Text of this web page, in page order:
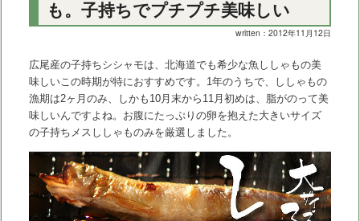
ン
ン
ツ
へ
移
動
テ
ツ
へ
移
動
も。子持ちでプチプチ美味しい
written：2012年11月12日
広尾産の子持ちシシャモは、北海道でも希少な魚ししゃもの美
味しいこの時期が特におすすめです。1年のうちで、ししゃもの
漁期は2ヶ月のみ、しかも10月末から11月初めは、脂がのって美
味しいんですよね。お腹にたっぷりの卵を抱えた大きいサイズ
の子持ちメスししゃものみを厳選しました。